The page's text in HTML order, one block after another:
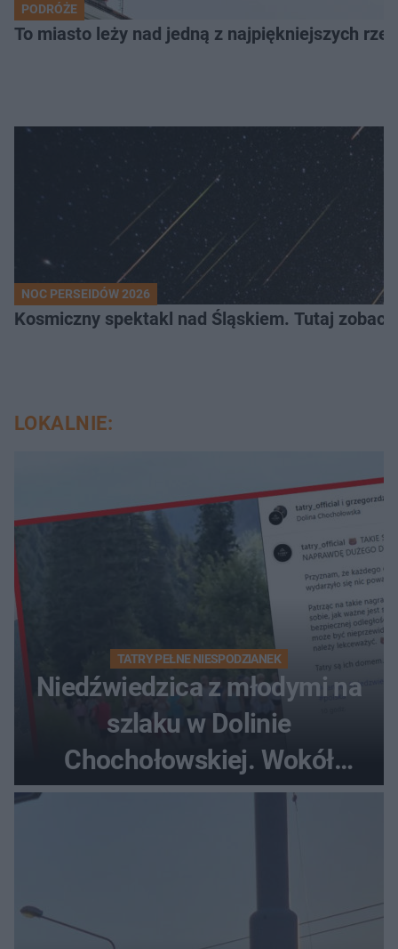
PODRÓŻE
To miasto leży nad jedną z najpiękniejszych
NOC PERSEIDÓW 2026
Kosmiczny spektakl nad Śląskiem. Tutaj
LOKALNIE:
TATRY PEŁNE NIESPODZIANEK
Niedźwiedzica z młodymi na
szlaku w Dolinie
Chochołowskiej. Wokół
turyści!